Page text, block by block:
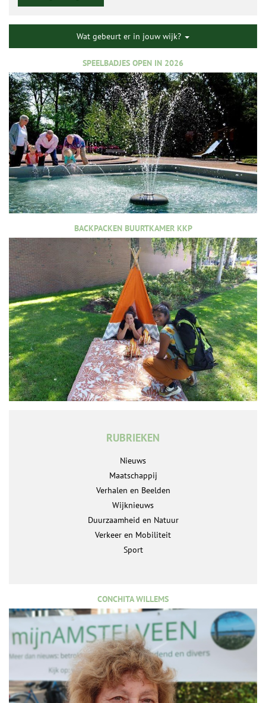
Wat gebeurt er in jouw wijk?
SPEELBADJES OPEN IN 2026
BACKPACKEN BUURTKAMER KKP
RUBRIEKEN
Nieuws
Maatschappij
Verhalen en Beelden
Wijknieuws
Duurzaamheid en Natuur
Verkeer en Mobiliteit
Sport
CONCHITA WILLEMS